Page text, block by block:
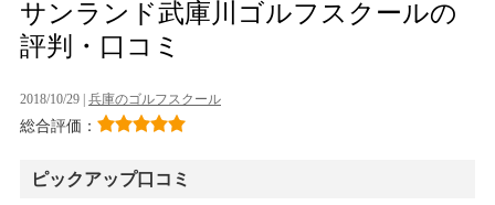
サンランド武庫川ゴルフスクールの
評判・口コミ
2018/10/29 | 兵庫のゴルフスクール
総合評価：
ピックアップ口コミ